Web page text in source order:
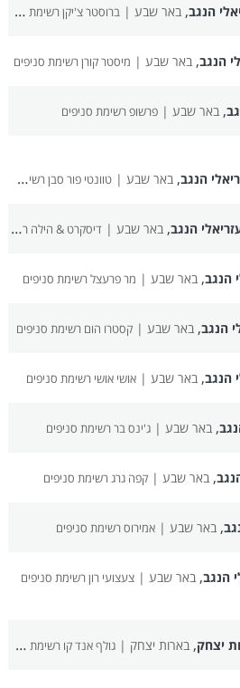
הנגב,באר שבע |ברוסטר צ'יקן רשימת סניפים
הנגב,באר שבע | מיסטר קורן רשימת סניפים
,באר שבע |פרשופ רשימת סניפים
הנגב,באר שבע |טוונטי פור סבן רשימת סניפים
הנגב,באר שבע | דיסקרט & הילה רשימת סניפים
הנגב,באר שבע | מר פרעצל רשימת סניפים
הנגב,באר שבע |קסטרו הום רשימת סניפים
הנגב,באר שבע |אושי אושי רשימת סניפים
,באר שבע |ג'ינס בר רשימת סניפים
,באר שבע |קפה גרג רשימת סניפים
,באר שבע |אמירוס רשימת סניפים
הנגב,באר שבע |צעצועי רון רשימת סניפים
יצחק,בארות יצחק |גולף אנד קו רשימת סניפים